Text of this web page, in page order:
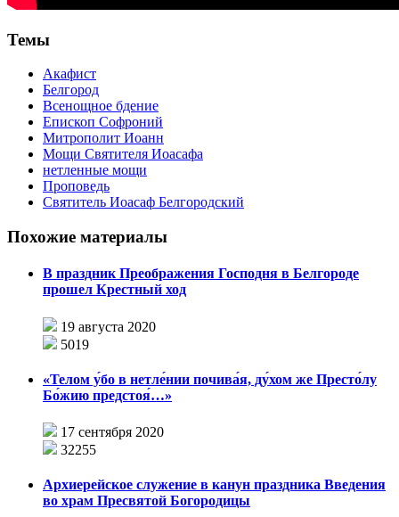
Темы
Акафист
Белгород
Всенощное бдение
Епископ Софроний
Митрополит Иоанн
Мощи Святителя Иоасафа
нетленные мощи
Проповедь
Святитель Иоасаф Белгородский
Похожие материалы
В праздник Преображения Господня в Белгороде
прошел Крестный ход
19 августа 2020
5019
«Телом у́бо в нетле́нии почива́я, ду́хом же Престо́лу
Бо́жию предстоя́…»
17 сентября 2020
32255
Архиерейское служение в канун праздника Введения
во храм Пресвятой Богородицы